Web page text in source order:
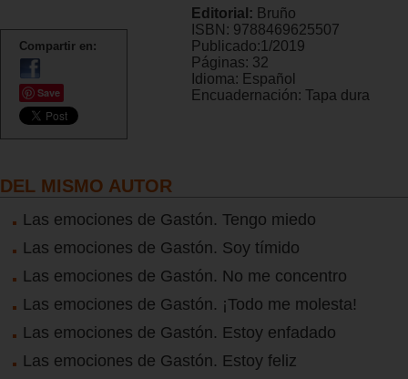
Compartir en:
Save
Editorial: Bruño
ISBN: 9788469625507
Publicado:1/2019
Páginas: 32
Idioma: Español
Encuadernación: Tapa dura
DEL MISMO AUTOR
Las emociones de Gastón. Tengo miedo
Las emociones de Gastón. Soy tímido
Las emociones de Gastón. No me concentro
Las emociones de Gastón. ¡Todo me molesta!
Las emociones de Gastón. Estoy enfadado
Las emociones de Gastón. Estoy feliz